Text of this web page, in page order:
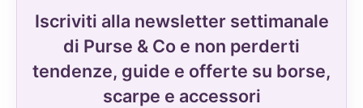
Iscriviti alla newsletter settimanale
di Purse & Co e non perderti
tendenze, guide e offerte su borse,
scarpe e accessori